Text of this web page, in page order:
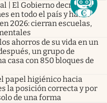
| El Gobierno decretó
en todo el país y habrá
2026: cierran escuelas,
ahorros de su vida en un
un grupo de
casa con 850 bloques de
papel higiénico hacia
la posición correcta y por
de una forma